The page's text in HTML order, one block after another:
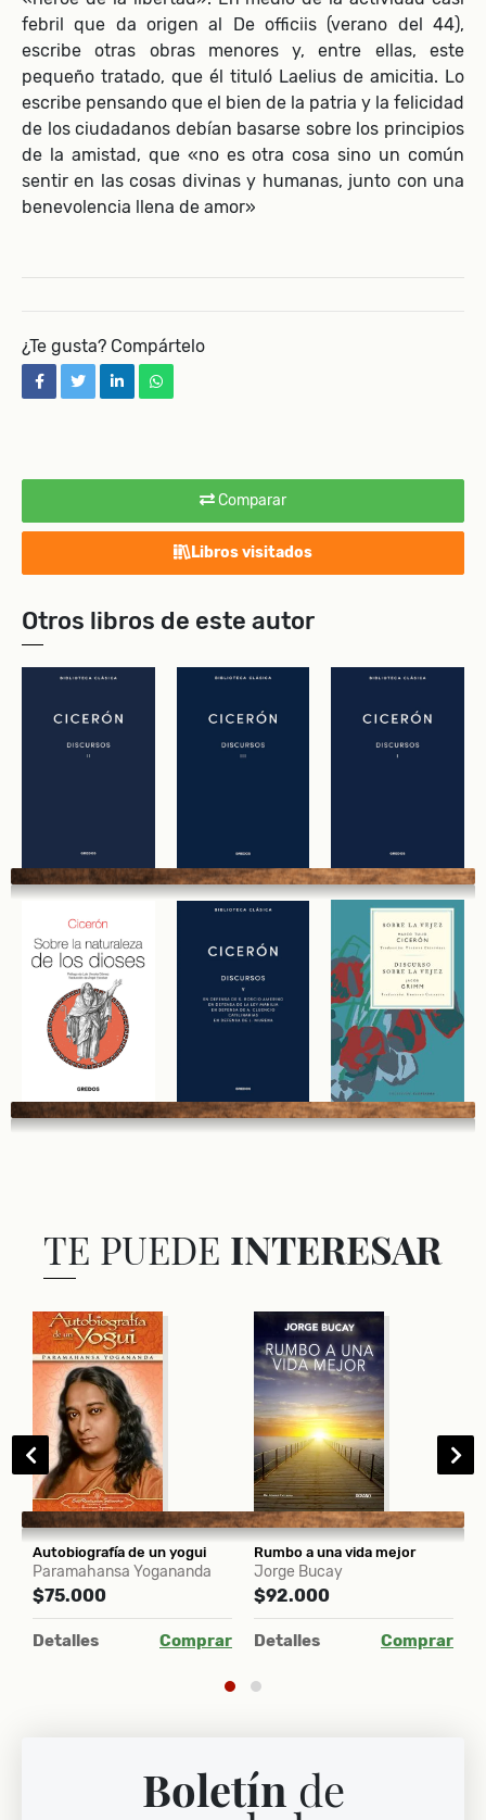
Comparar
Libros visitados
Otros libros de este autor
febril que da origen al De officiis (verano del 44),
escribe otras obras menores y, entre ellas, este
pequeño tratado, que él tituló Laelius de amicitia. Lo
escribe pensando que el bien de la patria y la felicidad
de los ciudadanos debían basarse sobre los principios
de la amistad, que «no es otra cosa sino un común
sentir en las cosas divinas y humanas, junto con una
benevolencia llena de amor»
¿Te gusta? Compártelo
facebooktwitterlinkedinwhatsapp
TE PUEDE INTERESAR
Autobiografía de un yogui
Paramahansa Yogananda
$75.000
Detalles Comprar
Rumbo a una vida mejor
Jorge Bucay
$92.000
Detalles Comprar
Boletín de